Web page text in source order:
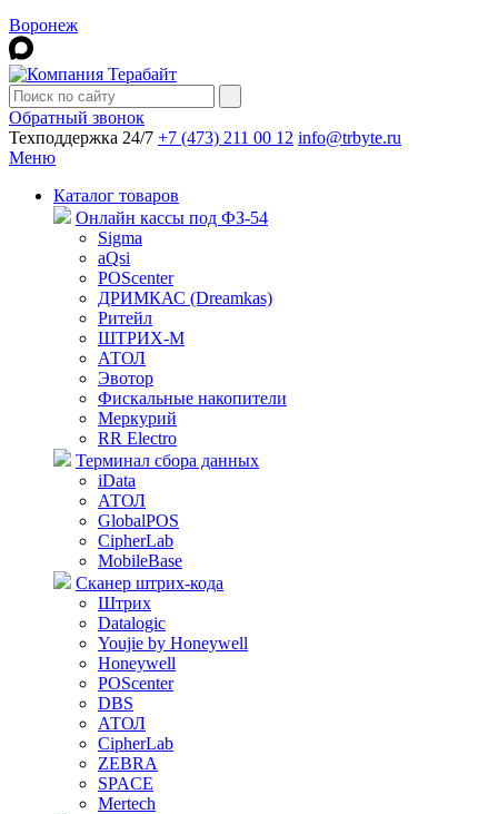
Воронеж
Обратный звонок
Техподдержка 24/7 +7 (473) 211 00 12 info@trbyte.ru
Меню
Каталог товаров
Онлайн кассы под ФЗ-54
Sigma
aQsi
POScenter
ДРИМКАС (Dreamkas)
Ритейл
ШТРИХ-М
АТОЛ
Эвотор
Фискальные накопители
Меркурий
RR Electro
Терминал сбора данных
iData
АТОЛ
GlobalPOS
CipherLab
MobileBase
Сканер штрих-кода
Штрих
Datalogic
Youjie by Honeywell
Honeywell
POScenter
DBS
АТОЛ
CipherLab
ZEBRA
SPACE
Mertech